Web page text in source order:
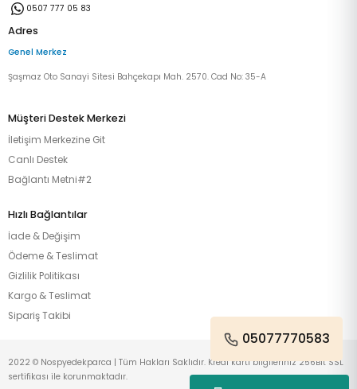
0507 777 05 83
Adres
Genel Merkez
Şaşmaz Oto Sanayi Sitesi Bahçekapı Mah. 2570. Cad No: 35-A
Müşteri Destek Merkezi
İletişim Merkezine Git
Canlı Destek
Bağlantı Metni#2
Hızlı Bağlantılar
İade & Değişim
Ödeme & Teslimat
Gizlilik Politikası
Kargo & Teslimat
Sipariş Takibi
05077770583
2022 © Nospyedekparca | Tüm Hakları Saklıdır. Kredi kartı bilgileriniz 256Bit SSL
sertifikası ile korunmaktadır.